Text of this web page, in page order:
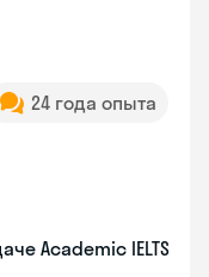
24 года опыта
Academic IELTS